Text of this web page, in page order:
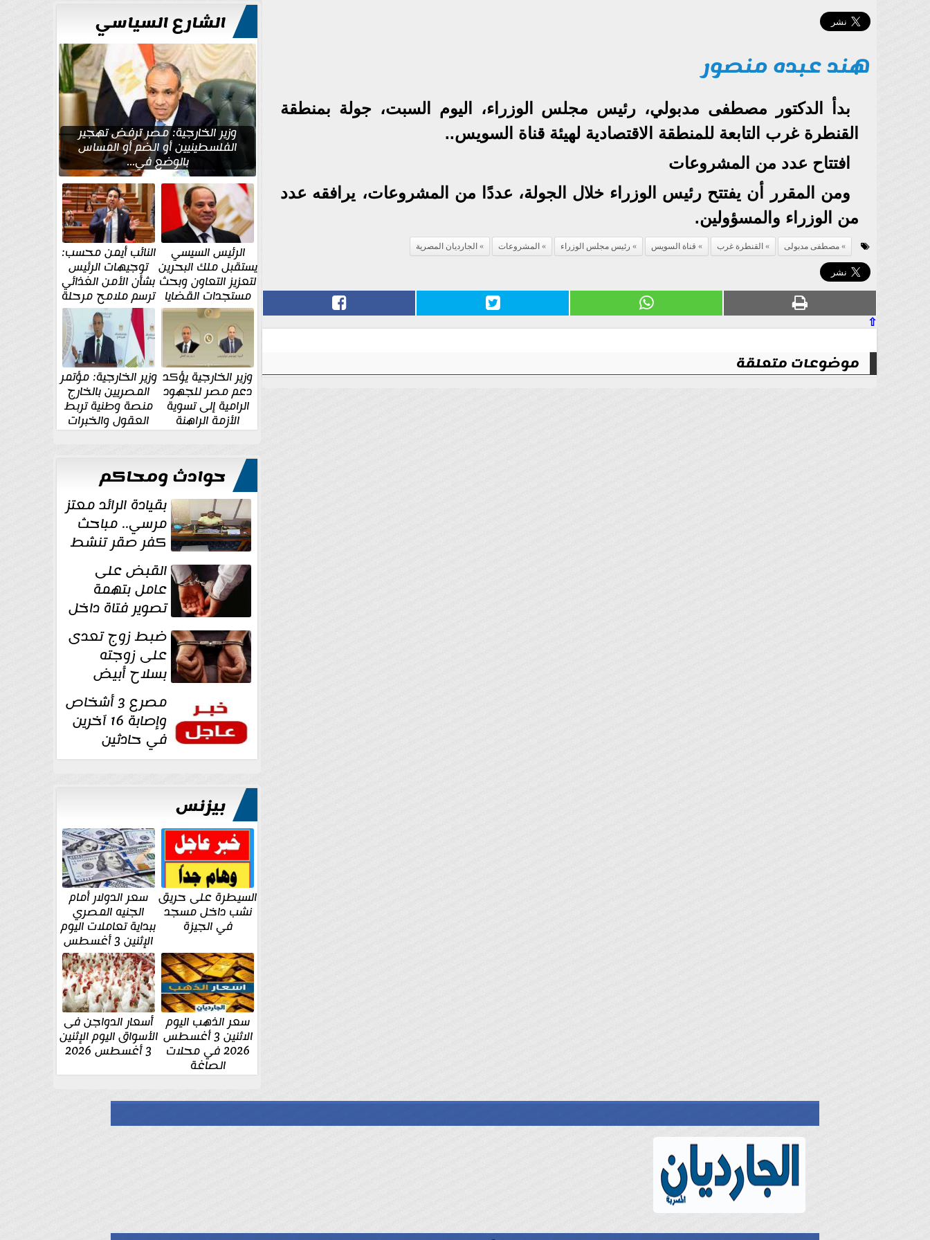
هند عبده منصور
بدأ الدكتور مصطفى مدبولي، رئيس مجلس الوزراء، اليوم السبت، جولة بمنطقة
القنطرة غرب التابعة للمنطقة الاقتصادية لهيئة قناة السويس..
افتتاح عدد من المشروعات
ومن المقرر أن يفتتح رئيس الوزراء خلال الجولة، عددًا من المشروعات، يرافقه عدد
من الوزراء والمسؤولين.
مصطفى مدبولى القنطرة غرب قناة السويس رئيس مجلس الوزراء المشروعات الجارديان المصرية
⇧
موضوعات متعلقة
الشارع السياسي
وزير الخارجية: مصر ترفض تهجير
الفلسطينيين أو الضم أو المساس
بالوضع في...
الرئيس السيسي
يستقبل ملك البحرين
لتعزيز التعاون وبحث
مستجدات القضايا
الإقليمية والدولية
النائب أيمن محسب:
توجيهات الرئيس
بشأن الأمن الغذائي
ترسم ملامح مرحلة
جديدة
وزير الخارجية يؤكد
دعم مصر للجهود
الرامية إلى تسوية
الأزمة الراهنة
وزير الخارجية: مؤتمر
المصريين بالخارج
منصة وطنية تربط
العقول والخبرات
المصرية بالدولة
حوادث ومحاكم
بقيادة الرائد معتز
مرسي.. مباحث
كفر صقر تنشط
بقوة وتوجه
ضربات أمنية... القبض على
عامل بتهمة
تصوير فتاة داخل
غرفة تغيير
الملابس بمحل في...ضبط زوج تعدى
على زوجته
بسلاح أبيض
وأصابها بجرح
قطعي في الوجه... مصرع 3 أشخاص
وإصابة 16 آخرين
في حادثين
بالشرقية اليوم
بيزنس
السيطرة على حريق
نشب داخل مسجد
في الجيزة
سعر الدولار أمام
الجنيه المصري
ببداية تعاملات اليوم
الإثنين 3 أغسطس
سعر الذهب اليوم
الاثنين 3 أغسطس
2026 في محلات
الصاغة
أسعار الدواجن فى
الأسواق اليوم الإثنين
3 أغسطس 2026